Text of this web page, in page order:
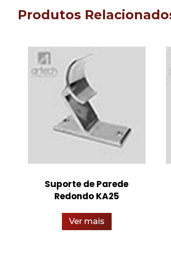
Produtos
Suporte de Parede
Redondo KA25
Ver mais